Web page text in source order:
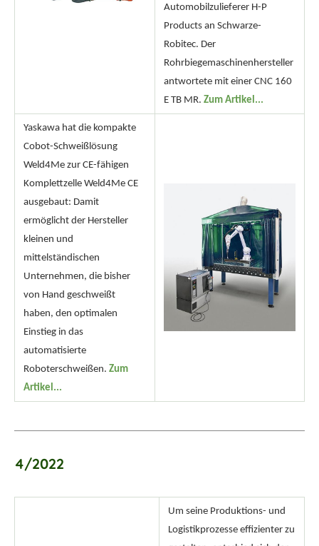
Automobilzulieferer H-P
Products an Schwarze-
Robitec. Der
Rohrbiegemaschinenhersteller
antwortete mit einer CNC 160
E TB MR. Zum Artikel...
Yaskawa hat die kompakte
Cobot-Schweißlösung
Weld4Me zur CE-fähigen
Komplettzelle Weld4Me CE
ausgebaut: Damit
ermöglicht der Hersteller
kleinen und
mittelständischen
Unternehmen, die bisher
von Hand geschweißt
haben, den optimalen
Einstieg in das
automatisierte
Roboterschweißen. Zum
Artikel...
4/2022
Um seine Produktions- und
Logistikprozesse effizienter zu